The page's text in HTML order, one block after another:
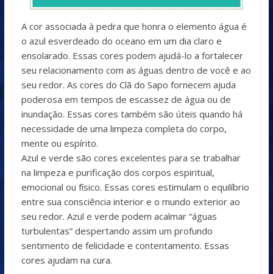
A cor associada à pedra que honra o elemento água é
o azul esverdeado do oceano em um dia claro e
ensolarado. Essas cores podem ajudá-lo a fortalecer
seu relacionamento com as águas dentro de você e ao
seu redor. As cores do Clã do Sapo fornecem ajuda
poderosa em tempos de escassez de água ou de
inundação. Essas cores também são úteis quando há
necessidade de uma limpeza completa do corpo,
mente ou espírito.
Azul e verde são cores excelentes para se trabalhar
na limpeza e purificação dos corpos espiritual,
emocional ou físico. Essas cores estimulam o equilíbrio
entre sua consciência interior e o mundo exterior ao
seu redor. Azul e verde podem acalmar “águas
turbulentas” despertando assim um profundo
sentimento de felicidade e contentamento. Essas
cores ajudam na cura.